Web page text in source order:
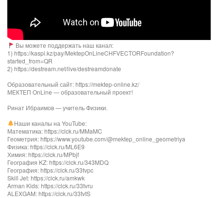
Вы можете поддержать наш канал:
1) https://kaspi.kz/pay/MektepOnLineCHFVECTORFoundation?
started_from=QR
2) https://destream.net/live/destreamdonate
Образовательный сайт: https://mektep-online.kz/
МЕКТЕП OnLine — образовательный проект!
Ринат Ибраимов — учитель Физики.
Наши каналы на YouTube:
Математика: https://clck.ru/MMaMC
Геометрия: https://www.youtube.com/@mektep_online_geometriya
Физика: https://clck.ru/ML6E9
Химия: https://clck.ru/MPbjf
География KZ: https://clck.ru/343MDQ
География: https://clck.ru/33tvpc
Skill Jet: https://clck.ru/amkwk
Arman Kids: https://clck.ru/33tvru
ALEXGAM: https://clck.ru/33tvtS